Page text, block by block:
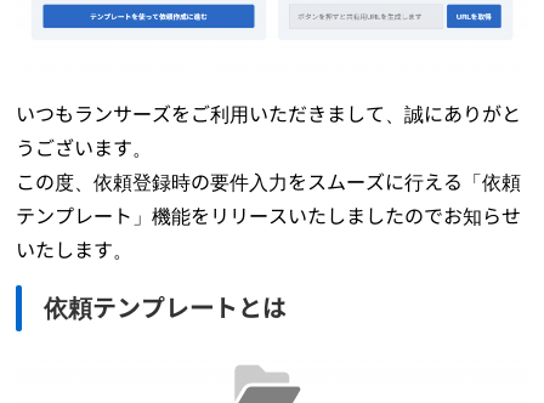
いつもランサーズをご利用いただきまして、誠にありがと
うございます。
この度、依頼登録時の要件入力をスムーズに行える「依頼
テンプレート」機能をリリースいたしましたのでお知らせ
いたします。
依頼テンプレートとは